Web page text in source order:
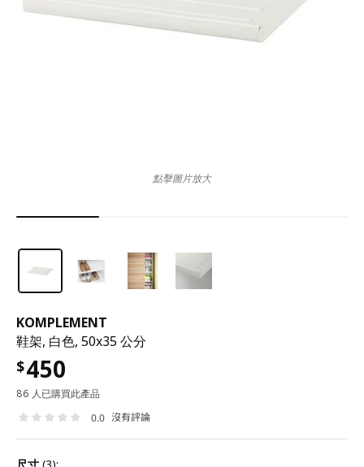
KOMPLEMENT
鞋架, 白色, 50x35 公分
$450
86 人已購買此產品
0.0 沒有評論
點擊圖片放大